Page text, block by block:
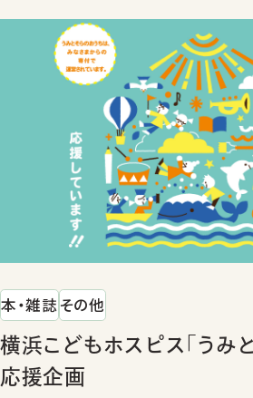
本・雑誌 その他
横浜こどもホスピス「うみ
応援企画